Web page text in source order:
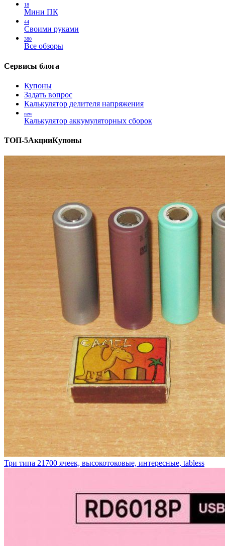
18
Мини ПК
44
Своими руками
380
Все обзоры
Сервисы блога
Купоны
Задать вопрос
Калькулятор делителя напряжения
new
Калькулятор аккумуляторных сборок
ТОП-5АкцииКупоны
Три типа 21700 ячеек, высокотоковые, интересные, tabless